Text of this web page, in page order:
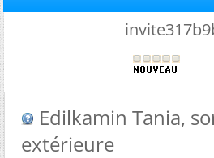
Edilkamin Tania,
extérieure